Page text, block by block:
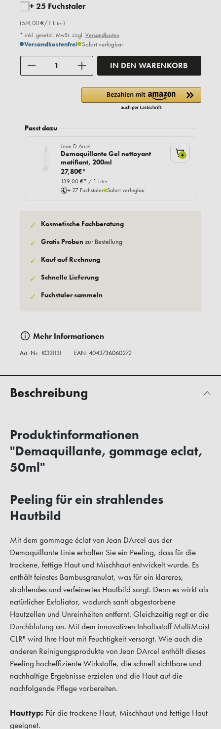
+ 25 Fuchstaler
(514,00 €/1 Liter)
* inkl. gesetzl. MwSt. zzgl. Versandkosten
Versandkostenfrei Sofort verfügbar
IN DEN WARENKORB
Passt dazu
Jean D Arcel
Demaquillante Gel nettoyant
matifiant, 200ml
27,80€*
139,00 €* / 1 Liter
+ 27 Fuchstaler Sofort verfügbar
+
✓ Kosmetische Fachberatung
✓ Gratis Probenzur Bestellung
✓ Kauf auf Rechnung
✓ Schnelle Lieferung
✓ Fuchstaler sammeln
Mehr Informationen
Art.-Nr.: KO31131 EAN: 4043736060272
Beschreibung
Produktinformationen
"Demaquillante, gommage eclat,
50ml"
Peeling für ein strahlendes
Hautbild
Mit dem gommage éclat von Jean DArcel aus der
Demaquillante Linie erhalten Sie ein Peeling, dass für die
trockene, fettige Haut und Mischhaut entwickelt wurde. Es
enthält feinstes Bambusgranulat, was für ein klareres,
strahlendes und verfeinertes Hautbild sorgt. Denn es wirkt als
natürlicher Exfoliator, wodurch sanft abgestorbene
Hautzellen und Unreinheiten entfernt. Gleichzeitig regt er die
Durchblutung an. Mit dem innovativen Inhaltsstoff MultiMoist
CLR" wird Ihre Haut mit Feuchtigkeit versorgt. Wie auch die
anderen Reinigungsprodukte von Jean DArcel enthält dieses
Peeling hocheffiziente Wirkstoffe, die schnell sichtbare und
nachhaltige Ergebnisse erzielen und die Haut auf die
nachfolgende Pflege vorbereiten.
Hauttyp: Für die trockene Haut, Mischhaut und fettige Haut
geeignet.